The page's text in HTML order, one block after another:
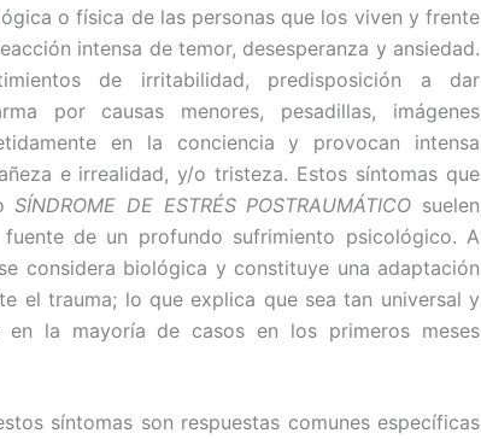
o física de las personas que los viven y frente
intensa de temor, desesperanza y ansiedad.
de irritabilidad, predisposición a dar
por causas menores, pesadillas, imágenes
en la conciencia y provocan intensa
e irrealidad, y/o tristeza. Estos síntomas que
SÍNDROME DE ESTRÉS POSTRAUMÁTICO suelen
de un profundo sufrimiento psicológico. A
considera biológica y constituye una adaptación
el trauma; lo que explica que sea tan universal y
en la mayoría de casos en los primeros meses
síntomas son respuestas comunes específicas